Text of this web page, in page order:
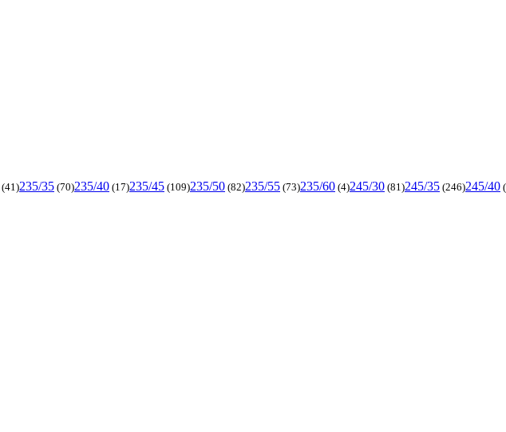
(41)235/35 (70)235/40 (17)235/45 (109)235/50 (82)235/55 (73)235/60 (4)245/30 (81)245/35 (246)245/40